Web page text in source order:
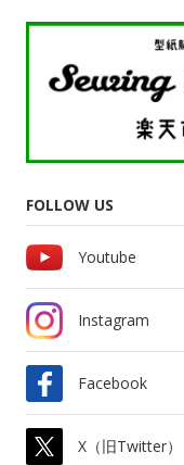
FOLLOW US
Youtube
Instagram
Facebook
X（旧Twitter）